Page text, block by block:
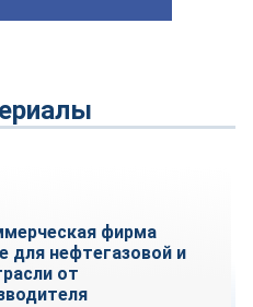
фирма
для нефтегазовой и
от